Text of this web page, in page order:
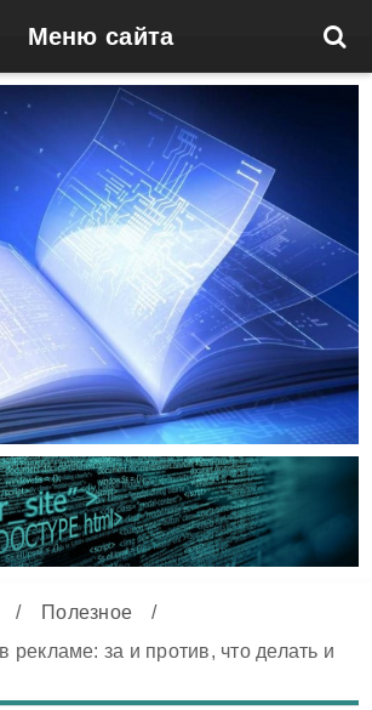
Меню сайта
/ Полезное
/
рекламе: за и против, что делать и